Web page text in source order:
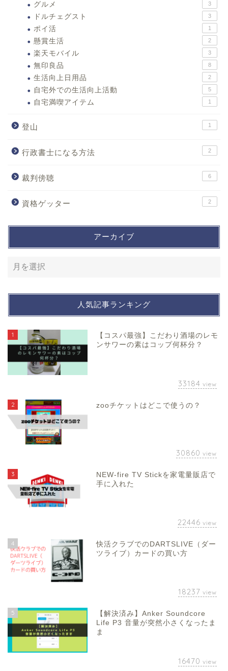
グルメ 3
ドルチェグスト 3
ポイ活 1
懸賞生活 2
楽天モバイル 3
無印良品 8
生活向上日用品 2
自宅外での生活向上活動 5
自宅満喫アイテム 1
登山 1
行政書士になる方法 2
裁判傍聴 6
資格ゲッター 2
アーカイブ
人気記事ランキング
1
【コスパ最強】こだわり酒場のレモ
ンサワーの素はコップ何杯分？
33184 view
2 zooチケットはどこで使うの？
30860 view
3
NEW-fire TV Stickを家電量販店で
手に入れた
22446 view
4
快活クラブでのDARTSLIVE（ダー
ツライブ）カードの買い方
18237 view
5
【解決済み】Anker Soundcore
Life P3 音量が突然小さくなったま
ま
16470 view